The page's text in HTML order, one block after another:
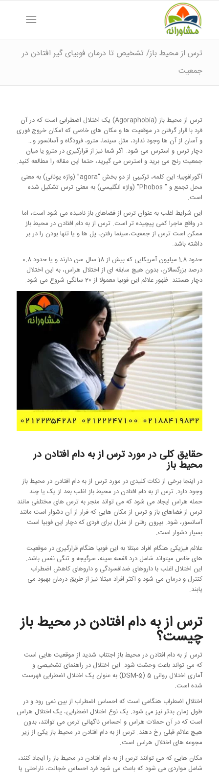
ترس از محیط باز/ تشخیص تا درمان فوبیای گیر افتادن در
جمعیت
ترس از محیط باز (Agoraphobia) یک اختلال اضطرابی است که در آن
فرد با قرار گرفتن در موقعیت ها و مکان های خاصی که امکان خروج فوری
و آسان از آن ها وجود ندارد، مثل سینما، مترو، فرودگاه و آسانسور و…
دچار ترس و استرس می شود. اگر شما نیز از قرارگیری در مترو یا میان
جمعیت رنج می برید و استرس می گیرید، حتما این مقاله را مطالعه کنید.
آگورافوبیا؛ این کلمه، ترکیبی از دو بخش “agora” (واژه یونانی) به معنی
محل تجمع و ” Phobos” (واژه انگلیسی) به معنی ترس تشکیل شده
است.
این شرایط اغلب به عنوان ترس از فضاهای باز نامیده می شود است، اما
در واقع ماجرا کمی پیچیده تر است. ترس از به دام افتادن در محیط باز
ممکن است ترس از جمعیت،سینما رفتن، پل ها و یا تنها بودن را در بر
داشته باشد.
حدود 1.8 میلیون آمریکایی که بیش از 18 سال سن دارند و یا حدود 0.8
درصد بزرگسالان، بدون هیچ سابقه ای از اختلال هراس، به این اختلال
دچار هستند. ظهور علائم این فوبیا معمولا از 20 سالگی شروع می شود.
حقایق کلی در مورد ترس از به دام افتادن در
محیط باز
در اینجا برخی از نکات کلیدی در مورد ترس از به دام افتادن در محیط باز
وجود دارد. ترس از به دام افتادن در محیط باز اغلب بعد از یک یا چند
حمله هراس ایجاد می شود که می تواند منجر به ترس های مختلفی مانند
ترس از فضاهای باز و ترس از مکان هایی که فرار از آن دشوار است مانند
آسانسور، شود. بیرون رفتن از منزل برای فردی که دچار این فوبیا است
بسیار دشوار است.
علائم فیزیکی هنگام افراد مبتلا به این فوبیا هنگام قرارگیری در موقعیت
های خاص میتواند شامل درد قفسه سینه، سرگیجه و تنگی نفس باشد.
این اختلال اغلب با داروهای ضدافسردگی و داروهای کاهش اضطراب
کنترل و درمان می شود و اکثر افراد مبتلا نیز از طریق درمان بهبود می
یابند.
ترس از به دام افتادن در محیط باز
چیست؟
ترس از به دام افتادن در محیط باز اجتناب شدید از موقعیت هایی است
که می تواند باعث وحشت شود. این اختلال در راهنمای تشخیصی و
آماری اختلال روانی 5 (DSM-5) به عنوان یک اختلال اضطرابی فهرست
شده است.
اختلال اضطراب هنگامی است که احساس اضطراب از بین نمی رود و در
طول زمان بدتر نیز می شود. یک نوع اختلال اضطرابی، یک اختلال هراس
است که در آن حملات هراس و احساس ناگهانی ترس می توانند، بدون
هیچ علائم قبلی رخ دهند. ترس از به دام افتادن در محیط باز یکی از زیر
مجوعه های اختلال هراس است.
مکان هایی که می توانند ترس از به دام افتادن در محیط باز را ایجاد کنند،
شامل مواردی می شود که باعث می شود فرد احساس خجالت، ناراحتی یا